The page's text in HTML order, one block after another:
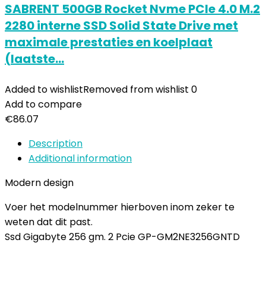
SABRENT 500GB Rocket Nvme PCIe 4.0 M.2
2280 interne SSD Solid State Drive met
maximale prestaties en koelplaat
(laatste…
Added to wishlistRemoved from wishlist 0
Add to compare
€86.07
Description
Additional information
Modern design
Voer het modelnummer hierboven inom zeker te
weten dat dit past.
Ssd Gigabyte 256 gm. 2 Pcie GP-GM2NE3256GNTD